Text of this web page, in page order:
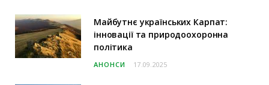
Майбутнє українських Карпат:
інновації та природоохоронна
політика
АНОНСИ 17.09.2025